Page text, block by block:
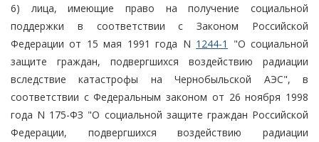
6) лица, имеющие право на получение социальной
поддержки в соответствии с Законом Российской
Федерации от 15 мая 1991 года N 1244-1
"О социальной
защите граждан, подвергшихся воздействию радиации
вследствие катастрофы на Чернобыльской АЭС", в
соответствии с Федеральным законом от 26 ноября 1998
года N 175-ФЗ "О социальной защите граждан Российской
Федерации, подвергшихся воздействию радиации